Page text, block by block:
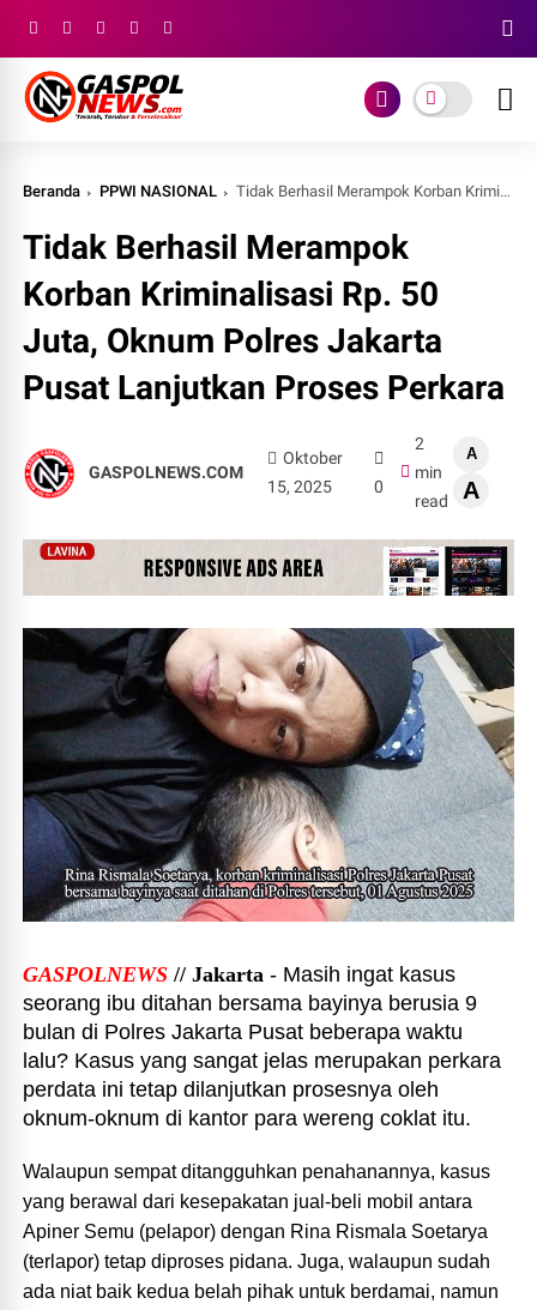
Beranda PPWI NASIONAL Tidak Berhasil Merampok Korban Kriminalisasi Rp. 50 Juta, Oknum Polres Jakarta Pusat Lanjutkan Proses Perkara
Tidak Berhasil Merampok
Korban Kriminalisasi Rp. 50
Juta, Oknum Polres Jakarta
Pusat Lanjutkan Proses Perkara
GASPOLNEWS.COM
Oktober
15, 2025
0
2
min
read
A
A
GASPOLNEWS // Jakarta - Masih ingat kasus
seorang ibu ditahan bersama bayinya berusia 9
bulan di Polres Jakarta Pusat beberapa waktu
lalu? Kasus yang sangat jelas merupakan perkara
perdata ini tetap dilanjutkan prosesnya oleh
oknum-oknum di kantor para wereng coklat itu.
Walaupun sempat ditangguhkan penahanannya, kasus
yang berawal dari kesepakatan jual-beli mobil antara
Apiner Semu (pelapor) dengan Rina Rismala Soetarya
(terlapor) tetap diproses pidana. Juga, walaupun sudah
ada niat baik kedua belah pihak untuk berdamai, namun